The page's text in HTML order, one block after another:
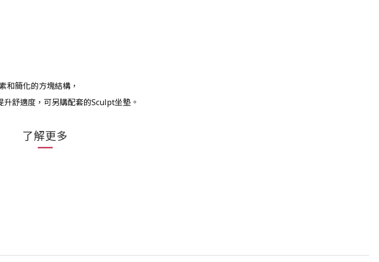
簡化的方塊結構，
舒適度，可另購配套的Sculpt坐墊。
了解更多